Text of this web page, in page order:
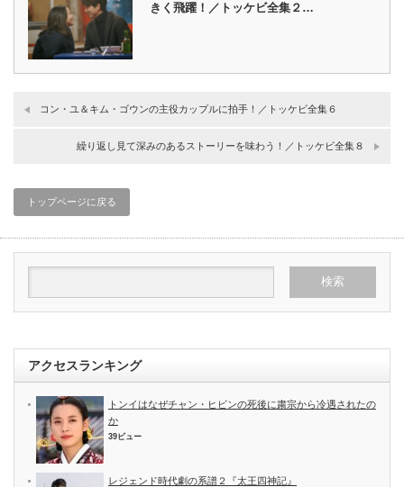
きく飛躍！／トッケビ全集２…
コン・ユ＆キム・ゴウンの主役カップルに拍手！／トッケビ全集６
繰り返し見て深みのあるストーリーを味わう！／トッケビ全集８
トップページに戻る
アクセスランキング
トンイはなぜチャン・ヒビンの死後に粛宗から冷遇されたの
か
39ビュー
レジェンド時代劇の系譜２『太王四神記』